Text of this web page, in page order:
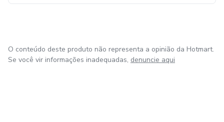
O conteúdo deste produto não representa a opinião da Hotmart.
Se você vir informações inadequadas, denuncie aqui